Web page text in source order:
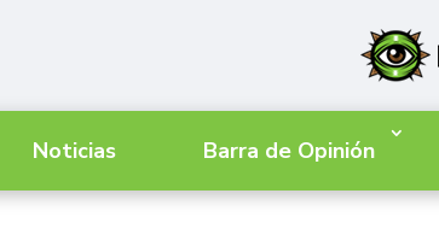
Noticias Barra de Opinión